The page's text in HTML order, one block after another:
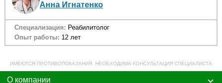
Анна Игнатенко
Специализация: Реабилитолог
Опыт работы: 12 лет
ИМЕЮТСЯ ПРОТИВОПОКАЗАНИЯ. НЕОБХОДИМА КОНСУЛЬТАЦИЯ СПЕЦИАЛИСТА
О компании